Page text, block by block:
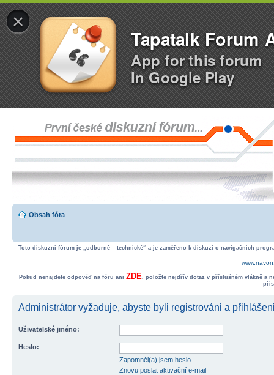
×
Tapatalk Forum
App for this forum
In Google Play
Obsah fóra
Toto diskuzní fórum je „odborně – technické“ a je zaměřeno k diskuzi o navigačních
Pokud nenajdete odpověď na fóru ani ZDE, položte nejdřív dotaz v příslušném vlákně a
Administrátor vyžaduje, abyste byli registrováni a
Uživatelské jméno:
Heslo:
Zapomněl(a) jsem heslo
Znovu poslat aktivační e-mail